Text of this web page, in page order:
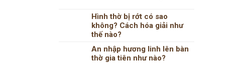
Hình thờ bị rớt có sao
không? Cách hóa giải như
thế nào?
An nhập hương linh lên bàn
thờ gia tiên như nào?